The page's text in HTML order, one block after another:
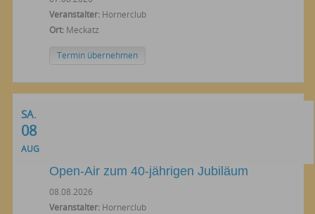
Veranstalter: Hornerclub
Ort: Meckatz
Termin übernehmen
SA.
08
AUG
Open-Air zum 40-jährigen Jubiläum
08.08.2026
Veranstalter: Hornerclub